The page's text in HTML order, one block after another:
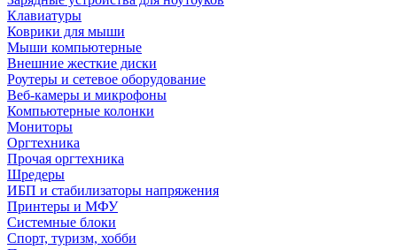
Клавиатуры
Коврики для мыши
Мыши компьютерные
Внешние жесткие диски
Роутеры и сетевое оборудование
Веб-камеры и микрофоны
Компьютерные колонки
Мониторы
Оргтехника
Прочая оргтехника
Шредеры
ИБП и стабилизаторы напряжения
Принтеры и МФУ
Системные блоки
Спорт, туризм, хобби